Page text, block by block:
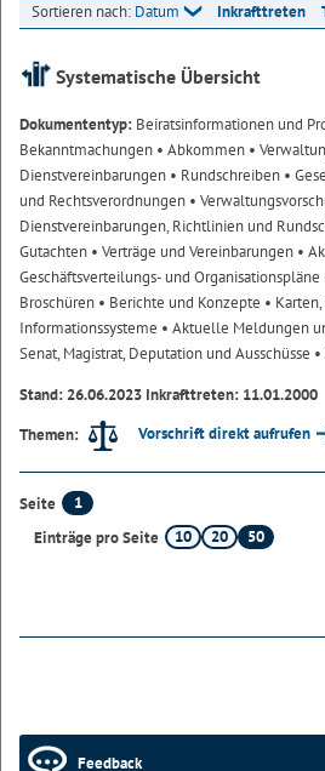
Sortieren nach: Datum Inkrafttreten
Systematische Übersicht
Dokumententyp: Beiratsinformationen und
Bekanntmachungen • Abkommen •
Dienstvereinbarungen • Rundschreiben •
und Rechtsverordnungen •
Dienstvereinbarungen, Richtlinien und
Gutachten • Verträge und Vereinbarungen •
Geschäftsverteilungs- und Organisationspläne
Broschüren • Berichte und Konzepte •
Informationssysteme • Aktuelle Meldungen
Senat, Magistrat, Deputation und Ausschüsse
Stand: 26.06.2023 Inkrafttreten: 11.01.2000
Themen:
Vorschrift direkt aufrufen
Seite
1
Einträge pro Seite
10 20 50
Feedback